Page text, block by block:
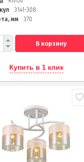
3141-308
мм
370
В корзину
Купить в 1 клик